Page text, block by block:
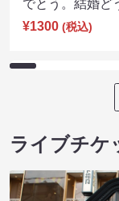
でとう。結婚ど
¥1300 (税込)
ライブチケ